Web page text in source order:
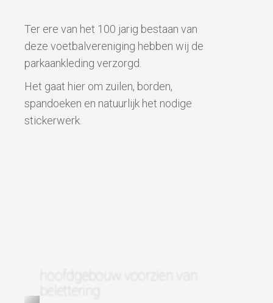
Ter ere van het 100 jarig bestaan van
deze voetbalvereniging hebben wij de
parkaankleding verzorgd.
Het gaat hier om zuilen, borden,
spandoeken en natuurlijk het nodige
stickerwerk.